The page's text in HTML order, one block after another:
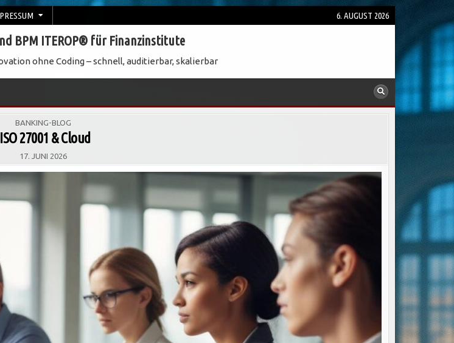
6. AUGUST 2026
BPM ITEROP® für Finanzinstitute
ohne Coding – schnell, auditierbar, skalierbar
POSTED
BANKING-BLOG
ISO 27001 & Cloud
17. JUNI 2026